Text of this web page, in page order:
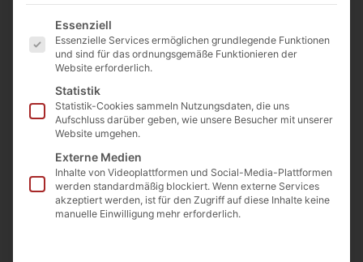
Spielplatzsand istgewaschen, staubarm
und frei von scharfen Bestandteilen
daher vielseitig einsetzbar.
Typische Anwendungen sind:
•Gartengestaltung:
schweren, lehmigen Böden und besseren
Wasserführung
Poolfolien oder für kleine Sandbereiche
•Bastelarbeiten:für kreative Projekte wie
Deko oder kinetischen Sand
Es folgt eine Liste der Service-Gruppen, für die eine
Essenziell
Essenzielle Services ermöglichen grundlegende Funktionen
und sind für das ordnungsgemäße Funktionieren der
Website erforderlich.
Statistik
Statistik-Cookies sammeln Nutzungsdaten, die uns
Aufschluss darüber geben, wie unsere Besucher mit unserer
Website umgehen.
Externe Medien
Inhalte von Videoplattformen und Social-Media-Plattformen
werden standardmäßig blockiert. Wenn externe Services
akzeptiert werden, ist für den Zugriff auf diese Inhalte keine
manuelle Einwilligung mehr erforderlich.